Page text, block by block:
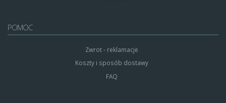
POMOC
Zwrot - reklamacje
Koszty i sposób dostawy
FAQ